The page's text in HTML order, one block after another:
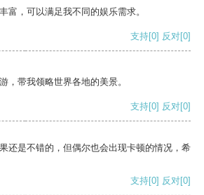
富，可以满足我不同的娱乐需求。
支持[0] 反对[0]
，带我领略世界各地的美景。
支持[0] 反对[0]
还是不错的，但偶尔也会出现卡顿的情况，希
支持[0] 反对[0]